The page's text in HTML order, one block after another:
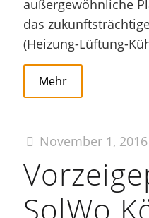
außergewöhnliche
das
(Heizung-Lüftung-
Mehr
November 1, 2016
SolWo